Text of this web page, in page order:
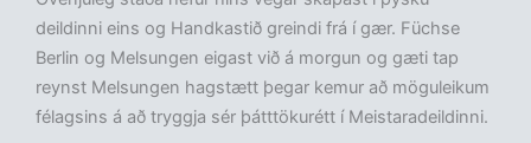
deildinni eins og Handkastið greindi frá í gær. Füchse
Berlin og Melsungen eigast við á morgun og gæti tap
reynst Melsungen hagstætt þegar kemur að möguleikum
félagsins á að tryggja sér þátttökurétt í Meistaradeildinni.